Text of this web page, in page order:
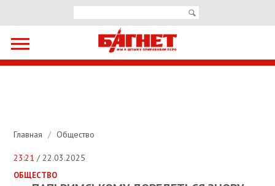
Главная / Общество
23:21 / 22.03.2025
ОБЩЕСТВО